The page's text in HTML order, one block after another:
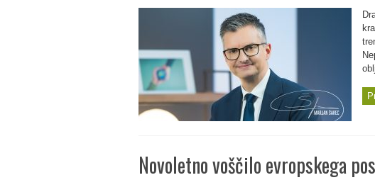
Novoletno voščilo evropskega